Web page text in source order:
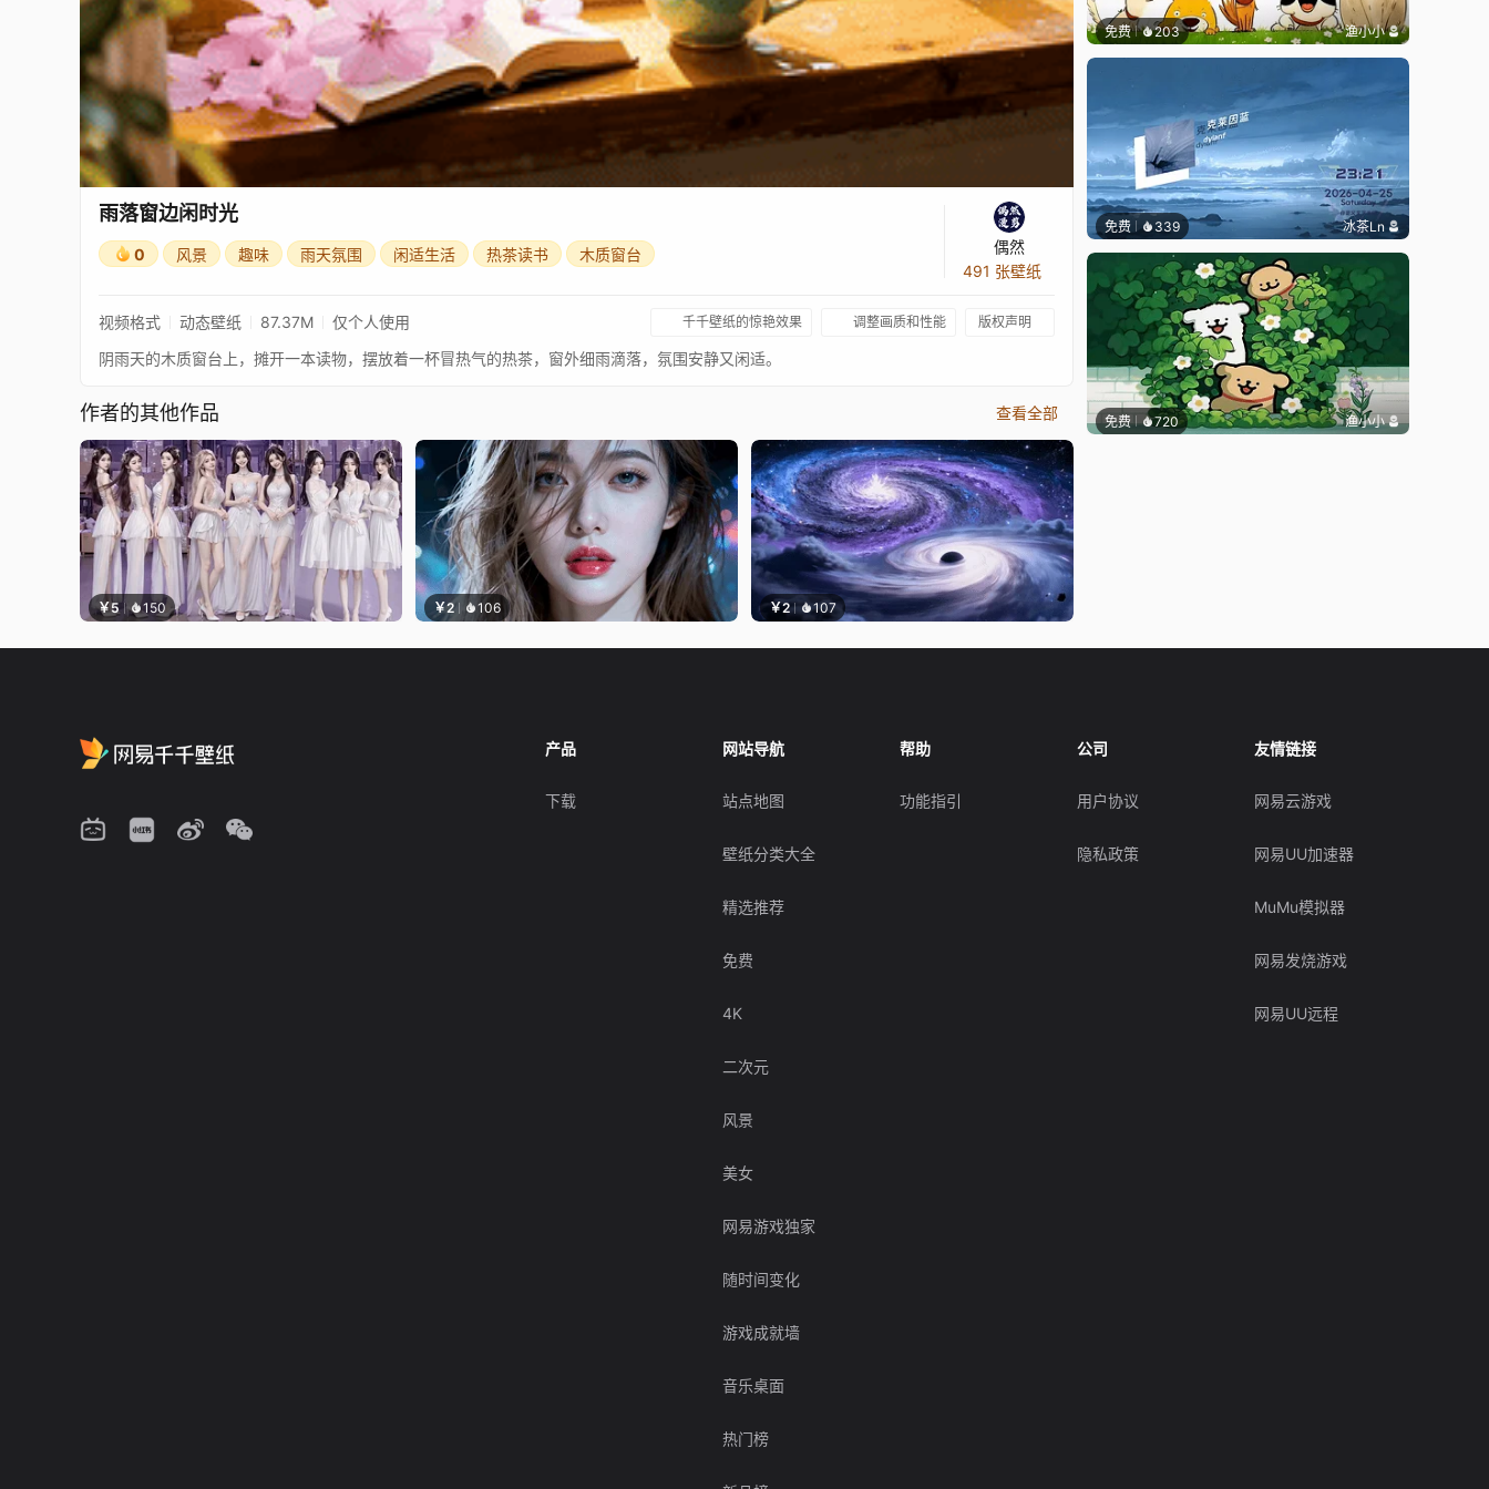
雨落窗边闲时光
0 风景 趣味 雨天氛围 闲适生活 热茶读书 木质窗台
偶然
491 张壁纸
视频格式 动态壁纸 87.37M 仅个人使用 千千壁纸的惊艳效果 调整画质和性能 版权声明
阴雨天的木质窗台上，摊开一本读物，摆放着一杯冒热气的热茶，窗外细雨滴落，氛围安静又闲适。
作者的其他作品 查看全部
￥5 150 ￥2 106 ￥2 107
免费 203 渔小小
免费 339 冰茶Ln
免费 720 渔小小
产品
下载
网站导航
站点地图
壁纸分类大全
精选推荐
免费
4K
二次元
风景
美女
网易游戏独家
随时间变化
游戏成就墙
音乐桌面
热门榜
帮助
功能指引
公司
用户协议
隐私政策
友情链接
网易云游戏
网易UU加速器
MuMu模拟器
网易发烧游戏
网易UU远程